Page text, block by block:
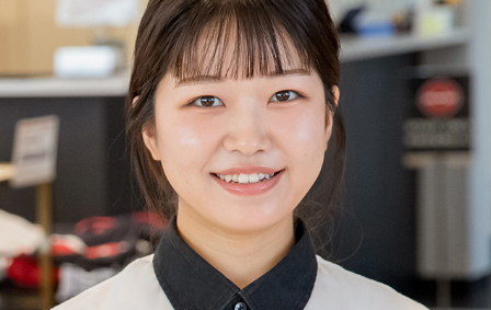
会社を知る
仕事を知る
ひとを 知る